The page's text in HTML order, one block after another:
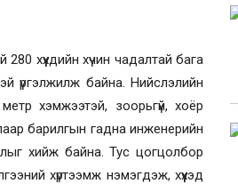
хүүхдийн хүчин чадалтай бага
үргэлжилж байна. Нийслэлийн
хэмжээтэй, зоорьгүй, хоёр
барилгын гадна инженерийн
хийж байна. Тус цогцолбор
хүртээмж нэмэгдэж, хүүхэд